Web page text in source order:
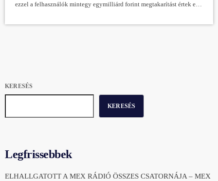
ezzel a felhasználók mintegy egymilliárd forint megtakarítást értek el -
Europe Szolgáltató Kft. az MTI-t. A közleményben felidézték, hogy
KERESÉS
KERESÉS
Legfrissebbek
ELHALLGATOTT A MEX RÁDIÓ ÖSSZES CSATORNÁJA – MEX